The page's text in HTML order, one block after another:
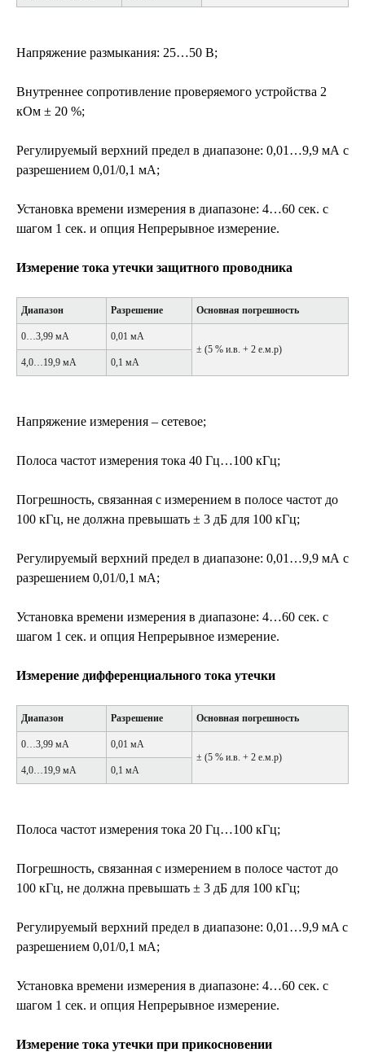
Напряжение размыкания: 25…50 В;
Внутреннее сопротивление проверяемого устройства 2
кОм ± 20 %;
Регулируемый верхний предел в диапазоне: 0,01…9,9 мА с
разрешением 0,01/0,1 мА;
Установка времени измерения в диапазоне: 4…60 сек. с
шагом 1 сек. и опция Непрерывное измерение.
Измерение тока утечки защитного проводника
Диапазон Разрешение Основная погрешность
0…3,99 мА
0,01 мА
± (5 % и.в. + 2 е.м.р)
4,0…19,9 мА
0,1 мА
Напряжение измерения – сетевое;
Полоса частот измерения тока 40 Гц…100 кГц;
Погрешность, связанная с измерением в полосе частот до
100 кГц, не должна превышать ± 3 дБ для 100 кГц;
Регулируемый верхний предел в диапазоне: 0,01…9,9 мА с
разрешением 0,01/0,1 мА;
Установка времени измерения в диапазоне: 4…60 сек. с
шагом 1 сек. и опция Непрерывное измерение.
Измерение дифференциального тока утечки
Диапазон Разрешение Основная погрешность
0…3,99 мА
0,01 мА
± (5 % и.в. + 2 е.м.р)
4,0…19,9 мА
0,1 мА
Полоса частот измерения тока 20 Гц…100 кГц;
Погрешность, связанная с измерением в полосе частот до
100 кГц, не должна превышать ± 3 дБ для 100 кГц;
Регулируемый верхний предел в диапазоне: 0,01…9,9 мA с
разрешением 0,01/0,1 мA;
Установка времени измерения в диапазоне: 4…60 сек. с
шагом 1 сек. и опция Непрерывное измерение.
Измерение тока утечки при прикосновении